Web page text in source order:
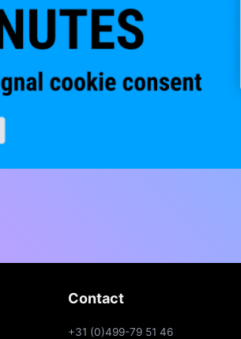
Contact
+31 (0)499-79 51 46